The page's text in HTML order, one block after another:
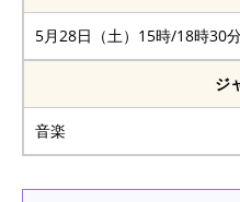
5月28日（土）15時/18時30
ジ
音楽